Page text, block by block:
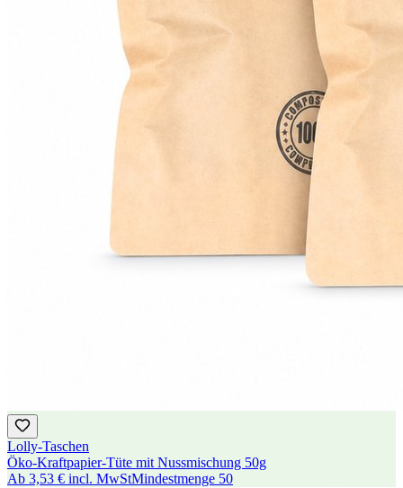
Lolly-Taschen
Öko-Kraftpapier-Tüte mit Nussmischung 50g
Ab 3,53 € incl. MwStMindestmenge 50